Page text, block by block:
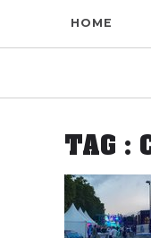
HOME
TAG :